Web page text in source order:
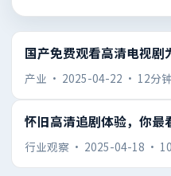
国产免费观看高清电视剧
产业 · 2025-04-22 · 12分钟
怀旧高清追剧体验，你最
行业观察 · 2025-04-18 ·